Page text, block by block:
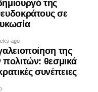
της
σε
ago
της
πολιτών: θεσμικά
συνέπειες